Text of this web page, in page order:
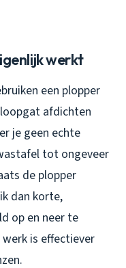
werkt
een plopper
afdichten
je geen echte
tot ongeveer
de plopper
dan korte,
op en neer te
is effectiever